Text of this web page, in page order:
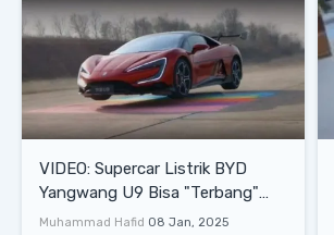
VIDEO: Supercar Listrik BYD
Yangwang U9 Bisa "Terbang"
Lewati Rintangan
Muhammad Hafid 08 Jan, 2025